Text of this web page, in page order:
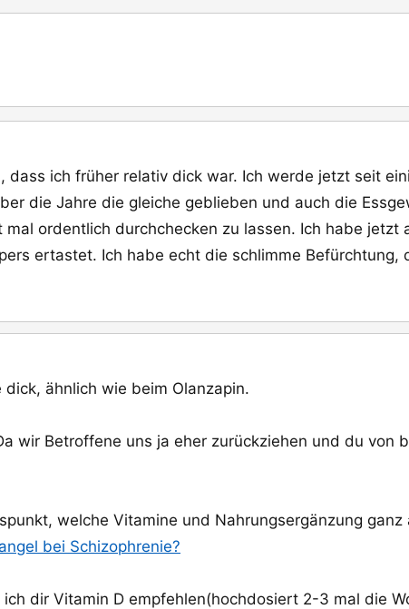
dass ich früher relativ dick war. Ich werde jetzt seit
die Jahre die gleiche geblieben und auch die
ordentlich durchchecken zu lassen. Ich habe jetzt
ertastet. Ich habe echt die schlimme
ähnlich wie beim Olanzapin.
wir Betroffene uns ja eher zurückziehen und du von
welche Vitamine und Nahrungsergänzung
bei Schizophrenie?
dir Vitamin D empfehlen(hochdosiert 2-3 mal die